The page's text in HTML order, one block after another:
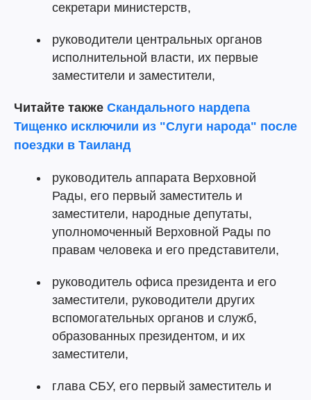
секретари министерств,
руководители центральных органов
исполнительной власти, их первые
заместители и заместители,
Читайте также Скандального нардепа
Тищенко исключили из "Слуги народа" после
поездки в Таиланд
руководитель аппарата Верховной
Рады, его первый заместитель и
заместители, народные депутаты,
уполномоченный Верховной Рады по
правам человека и его представители,
руководитель офиса президента и его
заместители, руководители других
вспомогательных органов и служб,
образованных президентом, и их
заместители,
глава СБУ, его первый заместитель и